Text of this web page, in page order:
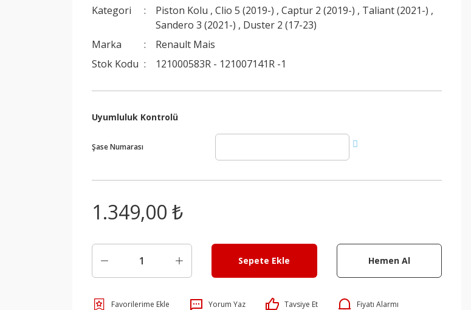
Kategori Piston Kolu ,Clio 5 (2019-) ,Captur 2 (2019-) , Taliant (2021-) ,
Sandero 3 (2021-) , Duster 2 (17-23)
Marka
Renault Mais
Stok Kodu
121000583R - 121007141R -1
Uyumluluk Kontrolü
Şase Numarası
1.349,00 ₺
Sepete Ekle Hemen Al
Yorum Yaz Tavsiye Et Fiyatı Alarmı